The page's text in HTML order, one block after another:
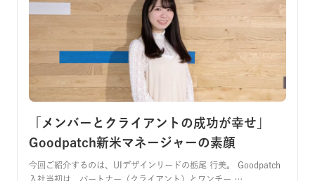
「メンバーとクライアントの成功が幸せ」
Goodpatch新米マネージャーの素顔
今回ご紹介するのは、UIデザインリードの栃尾 行美。 Goodpatch
入社当初は、パートナー（クライアント）とワンチー …